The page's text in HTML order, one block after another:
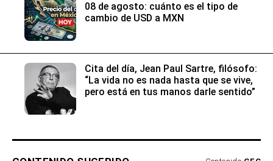
08 de agosto: cuánto es el tipo de
cambio de USD a MXN
Cita del día, Jean Paul Sartre, filósofo:
“La vida no es nada hasta que se vive,
pero está en tus manos darle sentido”